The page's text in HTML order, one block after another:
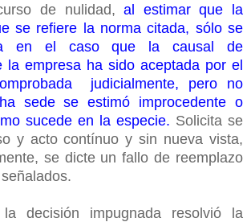
de nulidad,al estimar que la
se refiere la norma citada, sólo se
en el caso que la causal de
la empresa ha sido aceptada por el
judicialmente, pero no
sede se estimó improcedente o
sucede en la especie. Solicita se
y acto contínuo y sin nueva vista,
se dicte un fallo de reemplazo
decisión impugnada resolvió la